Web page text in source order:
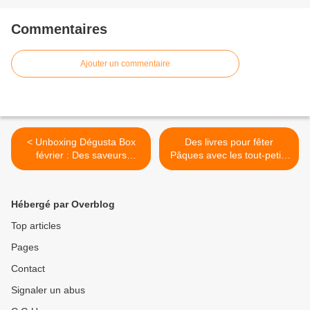
Commentaires
Ajouter un commentaire
< Unboxing Dégusta Box
février : Des saveurs
surprenantes et
Des livres pour fêter
Pâques avec les tout-petits
>
Hébergé par Overblog
Top articles
Pages
Contact
Signaler un abus